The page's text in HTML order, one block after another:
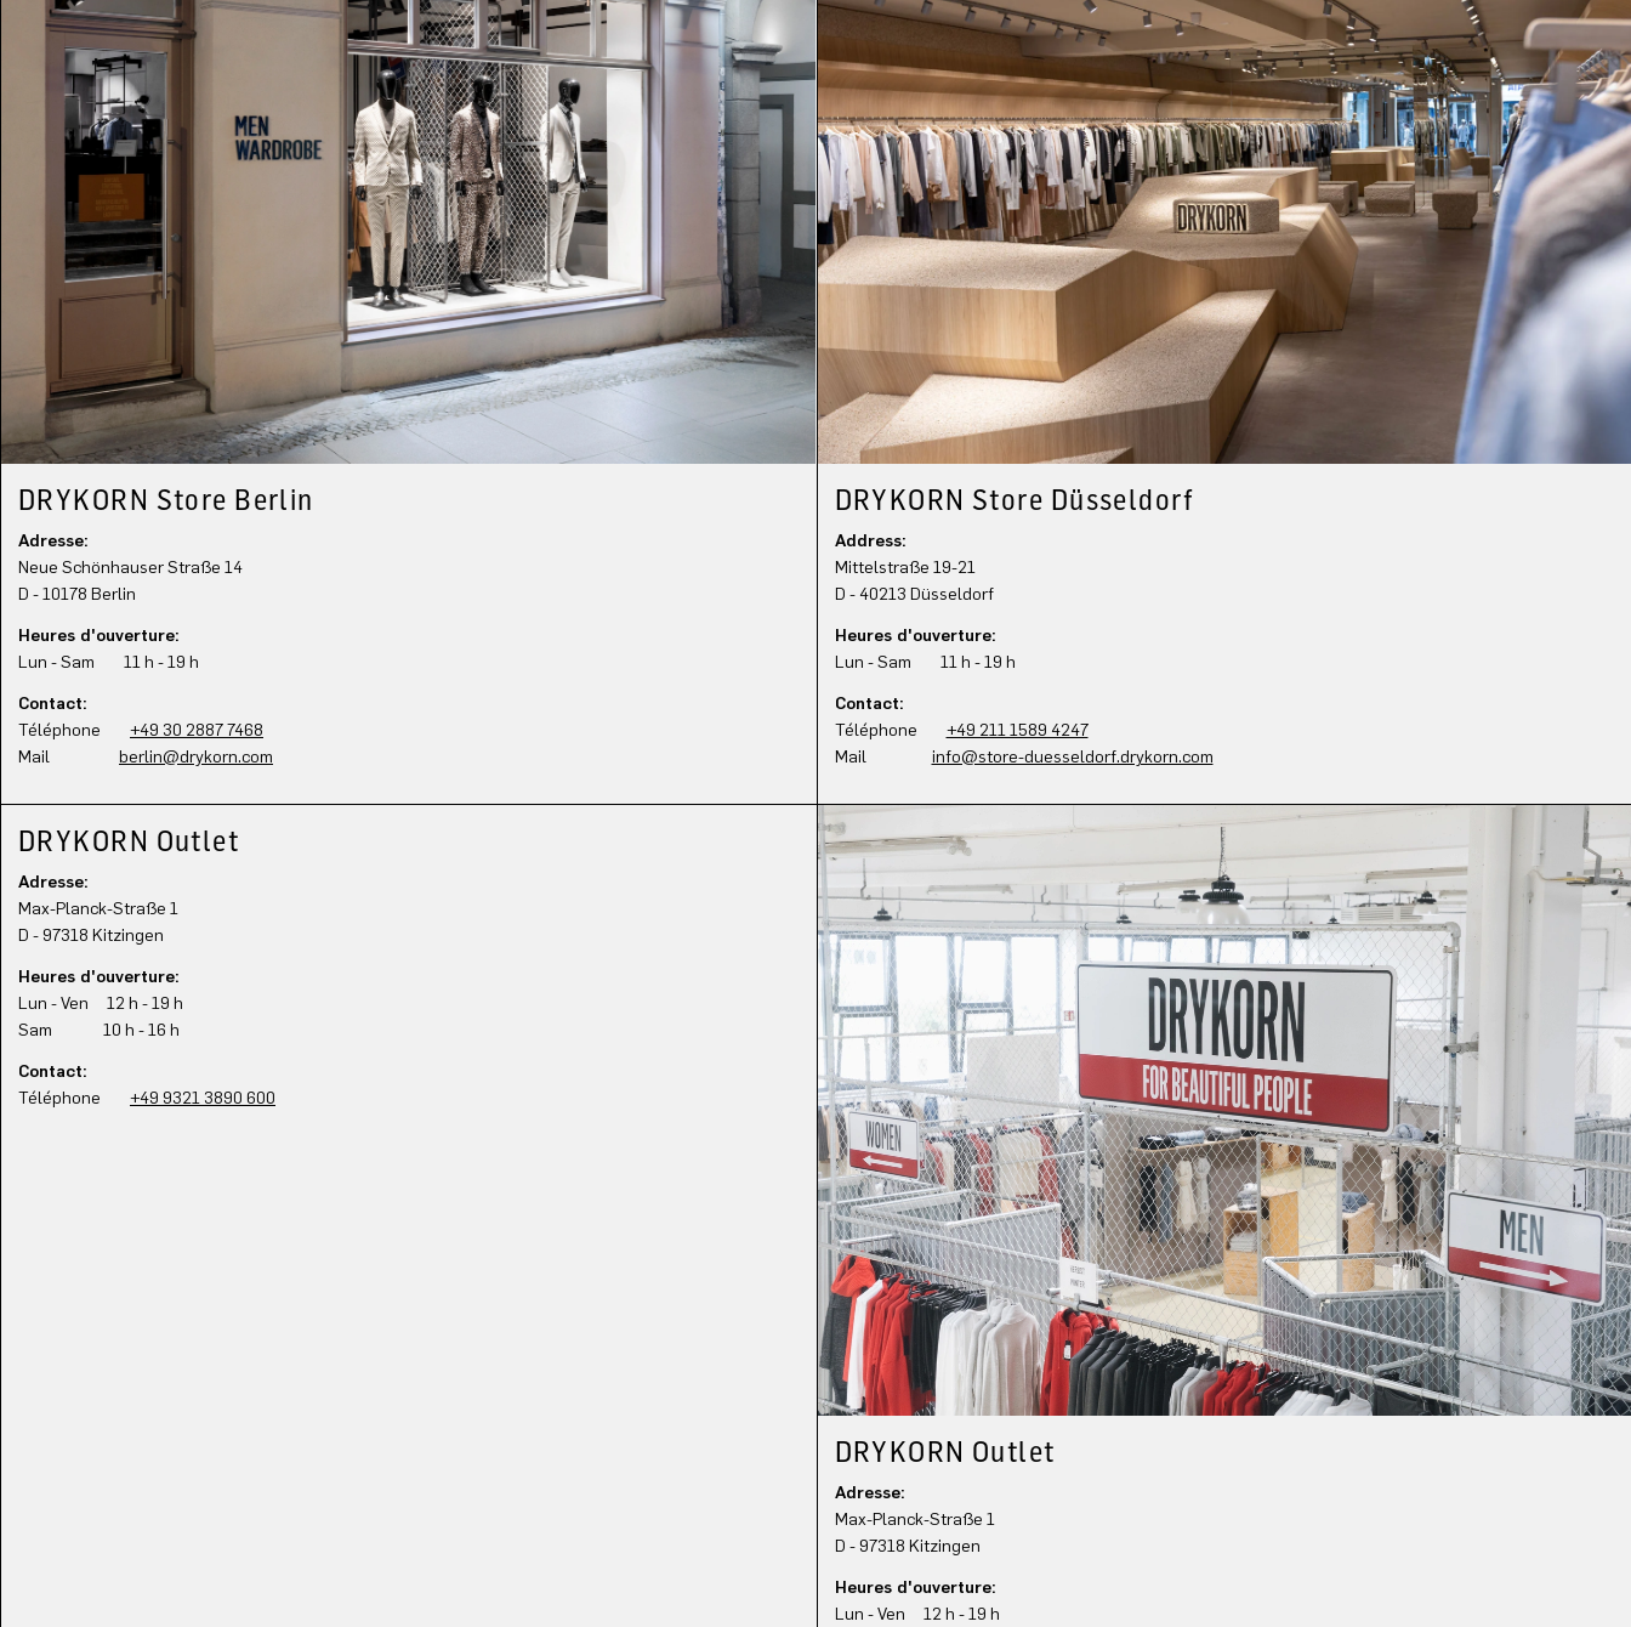
DRYKORN Store Berlin
Adresse:
Neue Schönhauser Straße 14
D - 10178 Berlin
Heures d'ouverture:
Lun - Sam 11 h - 19 h
Contact:
Téléphone +49 30 2887 7468
Mail berlin@drykorn.com
DRYKORN Store Düsseldorf
Address:
Mittelstraße 19-21
D - 40213 Düsseldorf
Heures d'ouverture:
Lun - Sam 11 h - 19 h
Contact:
Téléphone +49 211 1589 4247
Mail info@store-duesseldorf.drykorn.com
DRYKORN Outlet
Adresse:
Max-Planck-Straße 1
D - 97318 Kitzingen
Heures d'ouverture:
Lun - Ven 12 h - 19 h
Sam 10 h - 16 h
Contact:
Téléphone +49 9321 3890 600
DRYKORN Outlet
Adresse:
Max-Planck-Straße 1
D - 97318 Kitzingen
Heures d'ouverture:
Lun - Ven 12 h - 19 h